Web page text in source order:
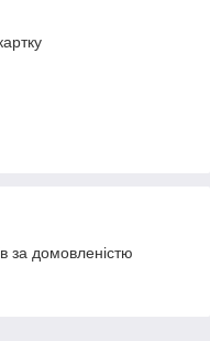
за домовленістю